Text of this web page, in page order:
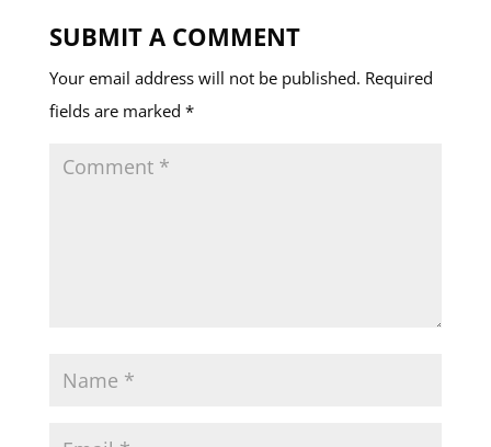
SUBMIT A COMMENT
Your email address will not be published. Required
fields are marked *